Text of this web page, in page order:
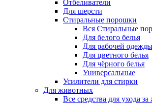
Отбеливатели
Для шерсти
Стиральные порошки
Вся Стиральные
Для белого белья
Для рабочей одежды
Для цветного белья
Для чёрного белья
Универсальные
Усилители для стирки
Для животных
Все средства для ухода